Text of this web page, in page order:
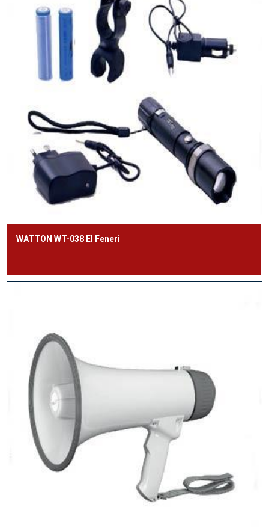
WATTON WT-038 El Feneri